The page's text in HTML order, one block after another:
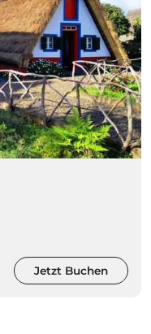
Jetzt Buchen